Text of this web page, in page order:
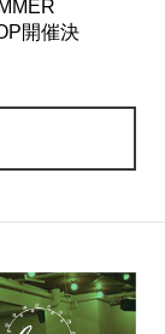
開催決